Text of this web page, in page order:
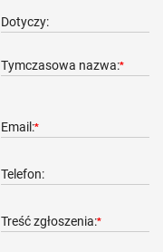
Dotyczy:
Tymczasowa nazwa:*
Email:*
Telefon:
Treść zgłoszenia:*